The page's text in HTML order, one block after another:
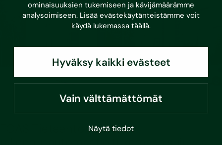
ominaisuuksien tukemiseen ja kävijämäärämme
analysoimiseen. Lisää evästekäytänteistämme voit
käydä lukemassa täällä.
Hyväksy kaikki evästeet
Vain välttämättömät
Näytä tiedot
TOAS Tieteentornit –